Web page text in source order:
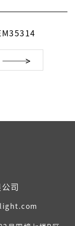
司
light.com